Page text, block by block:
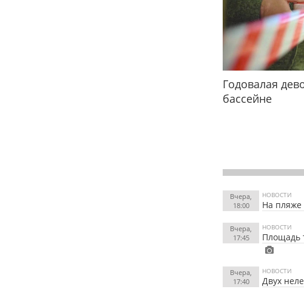
Годовалая
бассейне
Вчера,
18:00
НОВОСТИ
На
Вчера,
17:45
НОВОСТИ
Площадь
Вчера,
17:40
НОВОСТИ
Двух